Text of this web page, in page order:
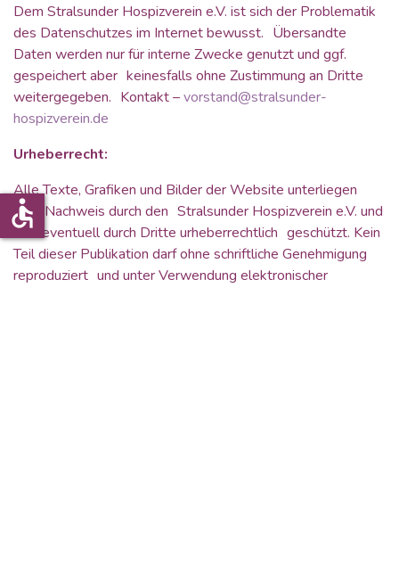
Dem Stralsunder Hospizverein e.V. ist sich der Problematik
des Datenschutzes im Internet bewusst. Übersandte
Daten werden nur für interne Zwecke genutzt und ggf.
gespeichert aber keinesfalls ohne Zustimmung an Dritte
weitergegeben. Kontakt –vorstand@stralsunder-
hospizverein.de
Urheberrecht:
Alle Texte, Grafiken und Bilder der Website unterliegen
dem Nachweis durch den Stralsunder Hospizverein e.V. und
sind eventuell durch Dritte urheberrechtlich geschützt. Kein
Teil dieser Publikation darf ohne schriftliche Genehmigung
reproduziert und unter Verwendung elektronischer
accessible